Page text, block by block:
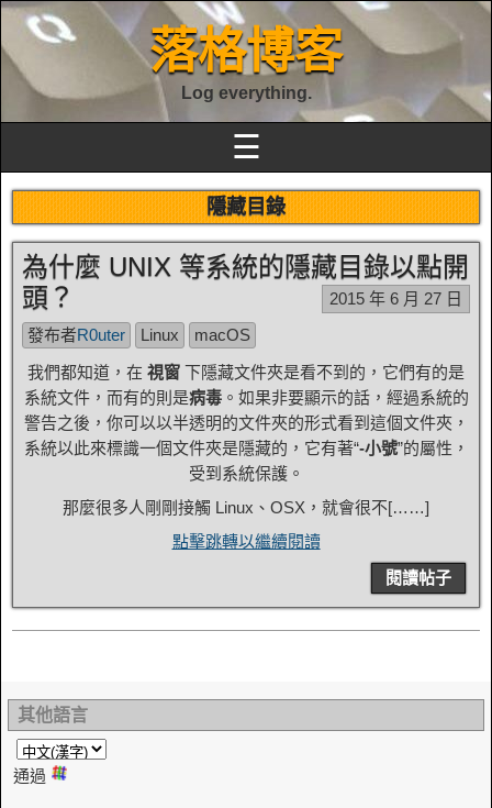
落格博客
Log everything.
☰
隱藏目錄
為什麼 UNIX 等系統的隱藏目錄以點開
頭？
2015 年 6 月 27 日
發布者R0uter Linux
macOS
我們都知道，在 視窗 下隱藏文件夾是看不到的，它們有的是
系統文件，而有的則是病毒。如果非要顯示的話，經過系統的
警告之後，你可以以半透明的文件夾的形式看到這個文件夾，
系統以此來標識一個文件夾是隱藏的，它有著“-小號”的屬性，
受到系統保護。
那麼很多人剛剛接觸 Linux、OSX，就會很不[……]
點擊跳轉以繼續閱讀
閱讀帖子
其他語言
通過